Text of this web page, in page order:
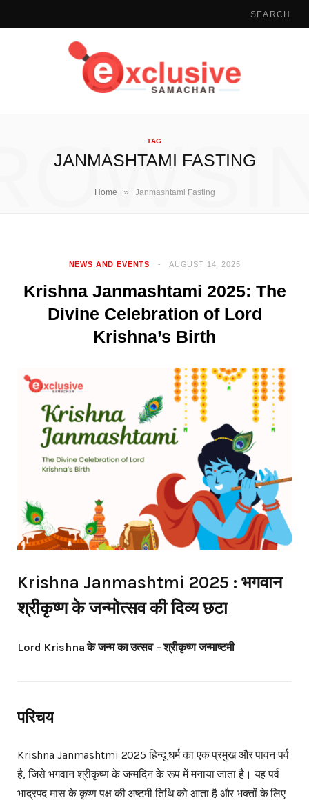
TAG
JANMASHTAMI FASTING
Home » Janmashtami Fasting
NEWS AND EVENTS AUGUST 14, 2025
Krishna Janmashtami 2025: The
Divine Celebration of Lord
Krishna’s Birth
Krishna Janmashtmi 2025 : भगवान
श्रीकृष्ण के जन्मोत्सव की दिव्य छटा
Lord Krishna के जन्म का उत्सव – श्रीकृष्ण जन्माष्टमी
परिचय
Krishna Janmashtmi 2025 हिन्दू धर्म का एक प्रमुख और पावन पर्व
है, जिसे भगवान श्रीकृष्ण के जन्मदिन के रूप में मनाया जाता है। यह पर्व
भाद्रपद मास के कृष्ण पक्ष की अष्टमी तिथि को आता है और भक्तों के लिए